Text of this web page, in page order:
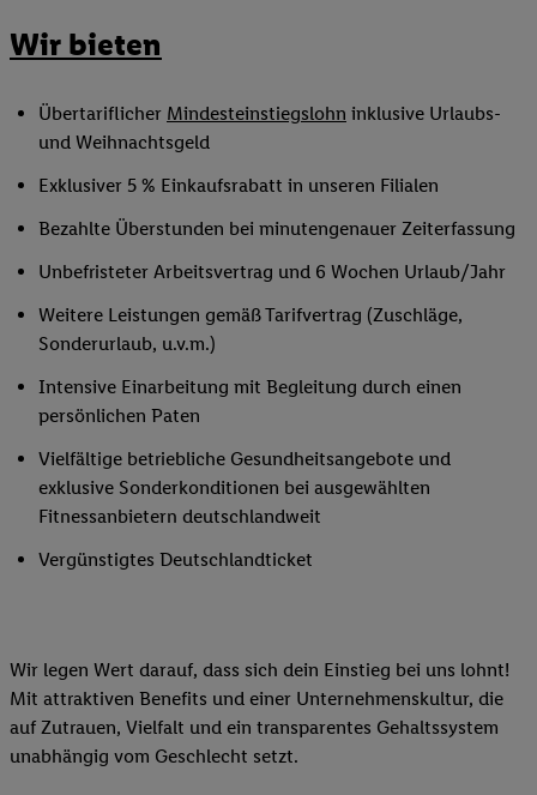
Wir bieten
Übertariflicher Mindesteinstiegslohn inklusive Urlaubs-
und Weihnachtsgeld
Exklusiver 5 % Einkaufsrabatt in unseren Filialen
Bezahlte Überstunden bei minutengenauer Zeiterfassung
Unbefristeter Arbeitsvertrag und 6 Wochen Urlaub/Jahr
Weitere Leistungen gemäß Tarifvertrag (Zuschläge,
Sonderurlaub, u.v.m.)
Intensive Einarbeitung mit Begleitung durch einen
persönlichen Paten
Vielfältige betriebliche Gesundheitsangebote und
exklusive Sonderkonditionen bei ausgewählten
Fitnessanbietern deutschlandweit
Vergünstigtes Deutschlandticket
Wir legen Wert darauf, dass sich dein Einstieg bei uns lohnt!
Mit attraktiven Benefits und einer Unternehmenskultur, die
auf Zutrauen, Vielfalt und ein transparentes Gehaltssystem
unabhängig vom Geschlecht setzt.